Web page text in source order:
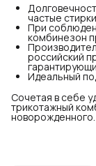
частые
При
комбинезон
российский
Идеальный
Сочетая в себе
трикотажный
новорожденного.